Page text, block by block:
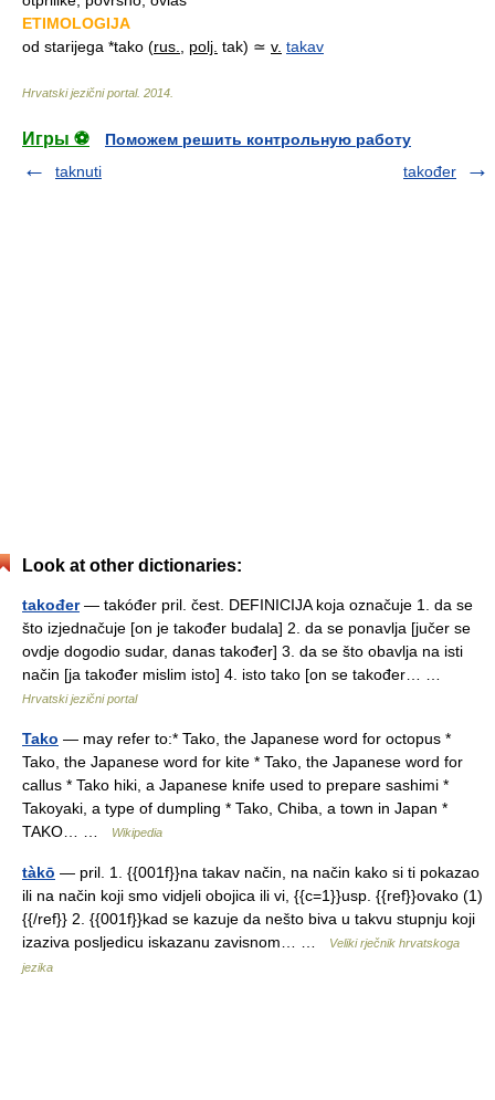
ETIMOLOGIJA
od starijega *tako (rus. polj. tak) ≃ v. takav
Hrvatski jezični portal. 2014
Игры ⚽
Поможем решить контрольную работу
taknuti
također
Look at other dictionaries:
također— takóđer pril. čest. DEFINICIJA koja označuje 1. da se
što izjednačuje [on je također budala] 2. da se ponavlja [jučer se
ovdje dogodio sudar, danas također] 3. da se što obavlja na isti
način [ja također mislim isto] 4. isto tako [on se također… …
Hrvatski jezični portal
Tako — may refer to:* Tako, the Japanese word for octopus *
Tako, the Japanese word for kite * Tako, the Japanese word for
callus * Tako hiki, a Japanese knife used to prepare sashimi *
Takoyaki, a type of dumpling * Tako, Chiba, a town in Japan *
TAKO… …
Wikipedia
tàkō — pril. 1. {{001f}}na takav način, na način kako si ti pokazao
ili na način koji smo vidjeli obojica ili vi, {{c=1}}usp. {{ref}}ovako (1)
{{/ref}} 2. {{001f}}kad se kazuje da nešto biva u takvu stupnju koji
izaziva posljedicu iskazanu zavisnom… …
Veliki rječnik hrvatskoga
jezika